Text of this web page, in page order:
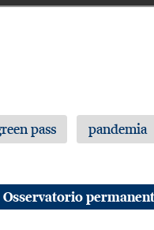
pass pandemia
Osservatorio